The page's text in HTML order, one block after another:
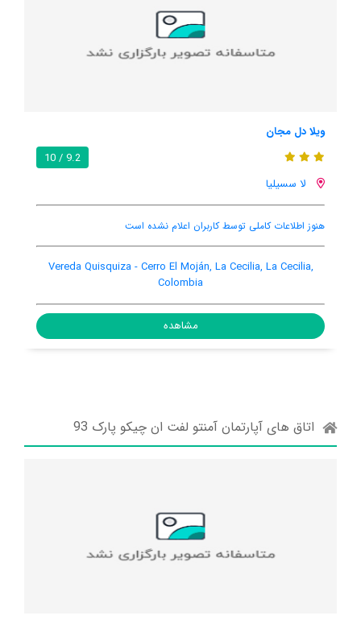
هنوز اطلاعات کاملی توسط کاربران اعلام نشده است
via la Vega-sasaima, Cundinamarca, Cundinamarca,
اتاق های آپارتمان آمنتو لفت ان چیکو پارک 93